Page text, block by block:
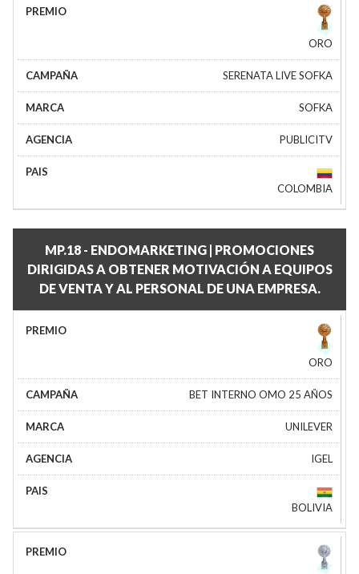
ORO
SERENATA LIVE SOFKA
SOFKA
PUBLICITV
COLOMBIA
MP.18 - ENDOMARKETING | PROMOCIONES
DIRIGIDAS A OBTENER MOTIVACIÓN A EQUIPOS
DE VENTA Y AL PERSONAL DE UNA EMPRESA.
ORO
BET INTERNO OMO 25 AÑOS
UNILEVER
IGEL
BOLIVIA